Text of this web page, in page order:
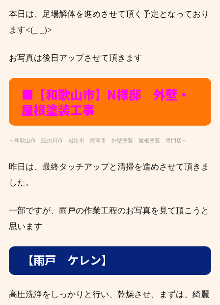
本日は、足場解体を進めさせて頂く予定となっており
ます<(_ _)>
お写真は後日アップさせて頂きます
■【和歌山市】N様邸 外壁・
屋根塗装工事
～和歌山市 紀の川市 岩出市 海南市 外壁塗装 屋根塗装 専門店～
昨日は、最終タッチアップと清掃を進めさせて頂きま
した。
一部ですが、雨戸の作業工程のお写真を見て頂こうと
思います
【雨戸 ケレン】
高圧洗浄をしっかりと行い、乾燥させ、まずは、綺麗